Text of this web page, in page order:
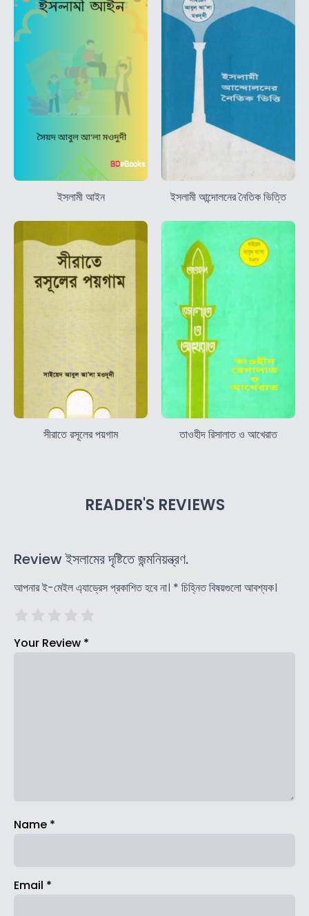
ইসলামী আইন ইসলামী আন্দোলনের নৈতিক ভিত্তি
সীরাতে রসূলের পয়গাম তাওহীদ রিসালাত ও আখেরাত
READER'S REVIEWS
Review ইসলামের দৃষ্টিতে জন্মনিয়ন্ত্রণ.
আপনার ই-মেইল এ্যাড্রেস প্রকাশিত হবে না। * চিহ্নিত বিষয়গুলো আবশ্যক।
Your Review *
Name *
Email *